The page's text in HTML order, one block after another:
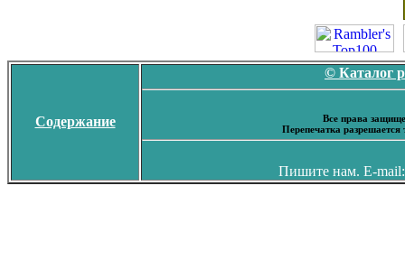
Содержание
© Каталог
Все права
Перепечатка
Пишите нам. E-